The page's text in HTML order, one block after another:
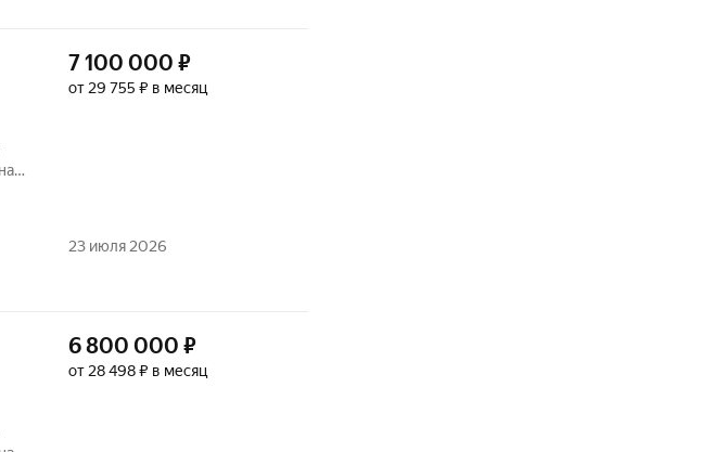
7 100 000 ₽
от 29 755 ₽ в месяц
23 июля 2026
6 800 000 ₽
от 28 498 ₽ в месяц